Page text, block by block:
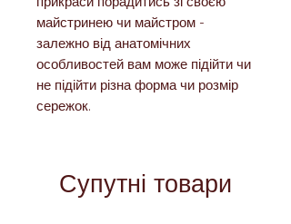
майстринею чи майстром -
залежно від анатомічних
особливостей вам може підійти чи
не підійти різна форма чи розмір
сережок.
Супутні товари